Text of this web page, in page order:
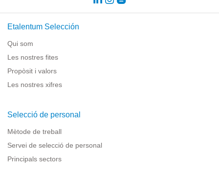
Etalentum Selección
Qui som
Les nostres fites
Propòsit i valors
Les nostres xifres
Selecció de personal
Mètode de treball
Servei de selecció de personal
Principals sectors